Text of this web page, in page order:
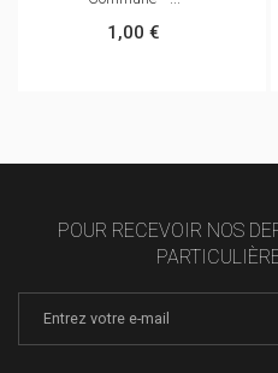
1,00 €
POUR RECEVOIR NOS